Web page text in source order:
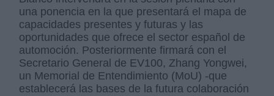
una ponencia en la que presentará el mapa de
capacidades presentes y futuras y las
oportunidades que ofrece el sector español de
automoción. Posteriormente firmará con el
Secretario General de EV100, Zhang Yongwei,
un Memorial de Entendimiento (MoU) -que
establecerá las bases de la futura colaboración